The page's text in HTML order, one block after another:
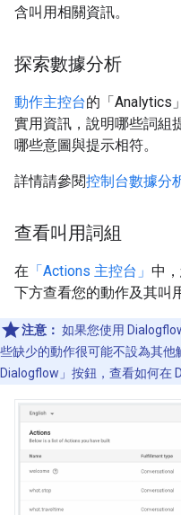
含叫用相關資訊。
探索數據分析
動作主控台的「Analytics
實用資訊，說明哪些詞組
哪些意圖與提示相符。
詳情請參閱控制台數據分
查看叫用詞組
在 「Actions 主控台」 中
下方查看您的動作及其叫
注意： 如果您使用
些缺少的動作很可能不設為其
Dialogflow」 按鈕，查看如何在